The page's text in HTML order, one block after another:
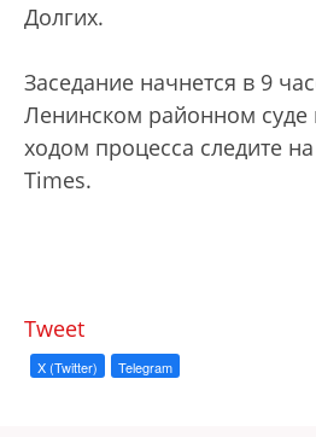
Долгих.
Заседание начнется в 9
Ленинском районном суде
ходом процесса следите
Times.
Tweet
X (Twitter) Telegram